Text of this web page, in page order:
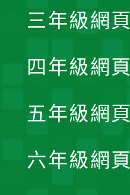
三年級網頁
四年級網頁
五年級網頁
六年級網頁